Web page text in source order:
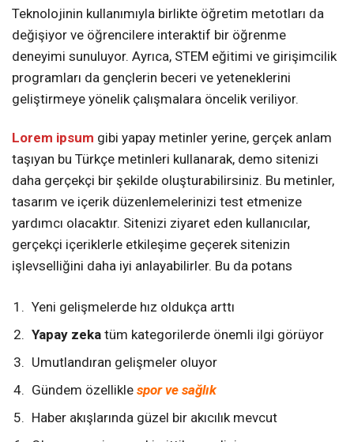
Teknolojinin kullanımıyla birlikte öğretim metotları da
değişiyor ve öğrencilere interaktif bir öğrenme
deneyimi sunuluyor. Ayrıca, STEM eğitimi ve girişimcilik
programları da gençlerin beceri ve yeteneklerini
geliştirmeye yönelik çalışmalara öncelik veriliyor.
Lorem ipsum gibi yapay metinler yerine, gerçek anlam
taşıyan bu Türkçe metinleri kullanarak, demo sitenizi
daha gerçekçi bir şekilde oluşturabilirsiniz. Bu metinler,
tasarım ve içerik düzenlemelerinizi test etmenize
yardımcı olacaktır. Sitenizi ziyaret eden kullanıcılar,
gerçekçi içeriklerle etkileşime geçerek sitenizin
işlevselliğini daha iyi anlayabilirler. Bu da potans
Yeni gelişmelerde hız oldukça arttı
Yapay zeka tüm kategorilerde önemli ilgi görüyor
Umutlandıran gelişmeler oluyor
Gündem özellikle spor ve sağlık
Haber akışlarında güzel bir akıcılık mevcut